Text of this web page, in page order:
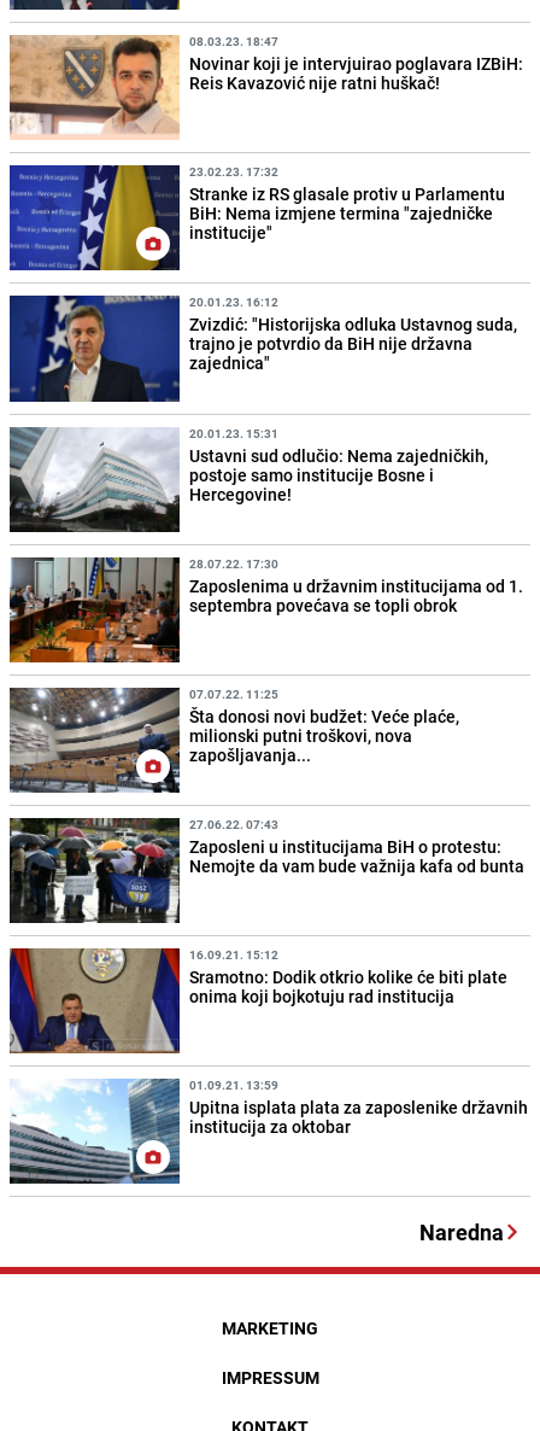
08.03.23. 18:47
Novinar koji je intervjuirao poglavara IZBiH:
Reis Kavazović nije ratni huškač!
23.02.23. 17:32
Stranke iz RS glasale protiv u Parlamentu
BiH: Nema izmjene termina "zajedničke
institucije"
20.01.23. 16:12
Zvizdić: "Historijska odluka Ustavnog suda,
trajno je potvrdio da BiH nije državna
zajednica"
20.01.23. 15:31
Ustavni sud odlučio: Nema zajedničkih,
postoje samo institucije Bosne i
Hercegovine!
28.07.22. 17:30
Zaposlenima u državnim institucijama od 1.
septembra povećava se topli obrok
07.07.22. 11:25
Šta donosi novi budžet: Veće plaće,
milionski putni troškovi, nova
zapošljavanja...
27.06.22. 07:43
Zaposleni u institucijama BiH o protestu:
Nemojte da vam bude važnija kafa od bunta
16.09.21. 15:12
Sramotno: Dodik otkrio kolike će biti plate
onima koji bojkotuju rad institucija
01.09.21. 13:59
Upitna isplata plata za zaposlenike državnih
institucija za oktobar
Naredna
MARKETING
IMPRESSUM